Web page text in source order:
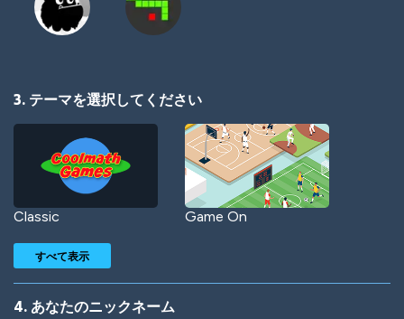
3. テーマを選択してください
Classic Game On
すべて表示
4. あなたのニックネーム